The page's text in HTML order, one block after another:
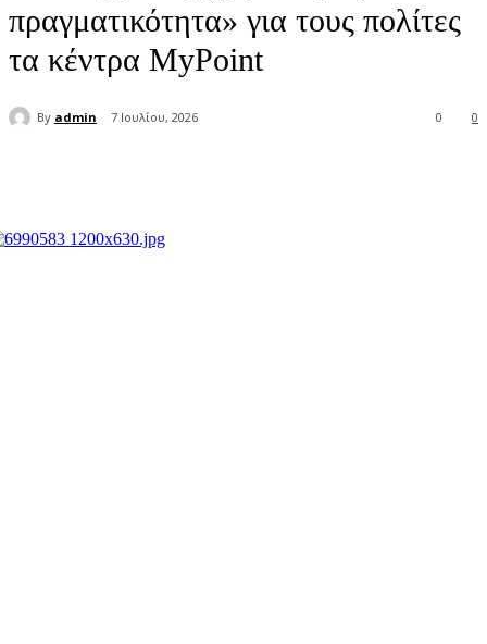
πραγματικότητα» για τους πολίτες
τα κέντρα MyPoint
By admin 7 Ιουλίου, 2026 0
0